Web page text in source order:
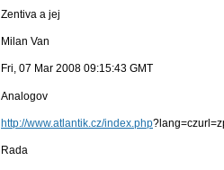
Zentiva a jej
Milan Van
Fri, 07 Mar 2008 09:15:43 GMT
Analogov
http://www.atlantik.cz/index.php
Rada